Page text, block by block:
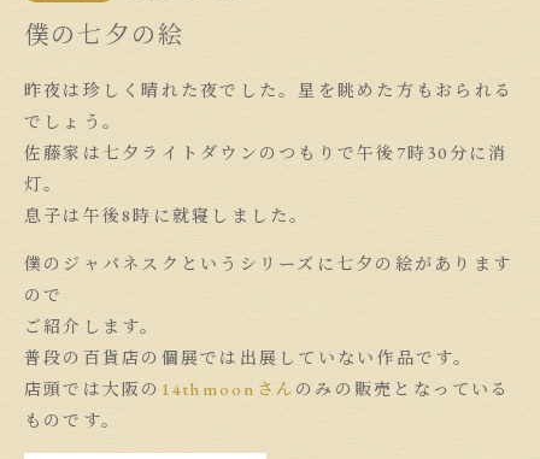
僕の七夕の絵
昨夜は珍しく晴れた夜でした。星を眺めた方もおられる
でしょう。
佐藤家は七夕ライトダウンのつもりで午後7時30分に消
灯。
息子は午後8時に就寝しました。
僕のジャパネスクというシリーズに七夕の絵があります
ので
ご紹介します。
普段の百貨店の個展では出展していない作品です。
店頭では大阪の 14thmoonさん のみの販売となっている
ものです。